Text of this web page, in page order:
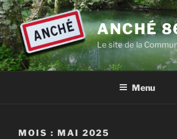
Aller
au
contenu
principal
ANCHÉ
Le site de la
Menu
MOIS : MAI 2025